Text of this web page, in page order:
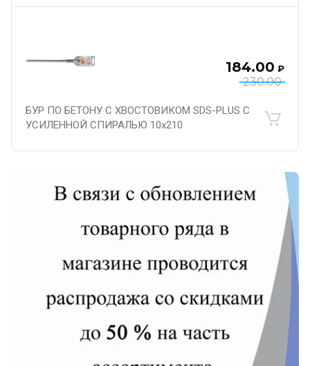
230.00
184.00 ₽
БУР ПО БЕТОНУ С ХВОСТОВИКОМ SDS-PLUS С
УСИЛЕННОЙ СПИРАЛЬЮ 10х210